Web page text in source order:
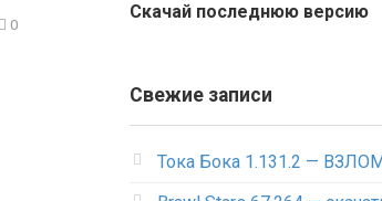
0
Скачай последнюю версию
Свежие записи
Тока Бока 1.131.2 —